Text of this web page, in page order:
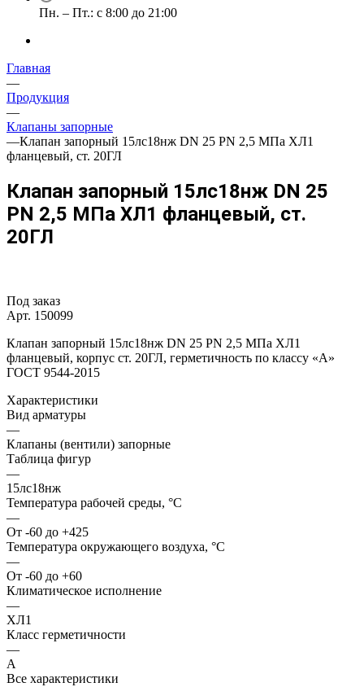
Пн. – Пт.: с 8:00 до 21:00
Главная
—
Продукция
—
Клапаны запорные
—Клапан запорный 15лс18нж DN 25 PN 2,5 МПа ХЛ1
фланцевый, ст. 20ГЛ
Клапан запорный 15лс18нж DN 25
PN 2,5 МПа ХЛ1 фланцевый, ст.
20ГЛ
Под заказ
Арт. 150099
Клапан запорный 15лс18нж DN 25 PN 2,5 МПа ХЛ1
фланцевый, корпус ст. 20ГЛ, герметичность по классу «А»
ГОСТ 9544-2015
Характеристики
Вид арматуры
—
Клапаны (вентили) запорные
Таблица фигур
—
15лс18нж
Температура рабочей среды, °С
—
От -60 до +425
Температура окружающего воздуха, °С
—
От -60 до +60
Климатическое исполнение
—
ХЛ1
Класс герметичности
—
A
Все характеристики